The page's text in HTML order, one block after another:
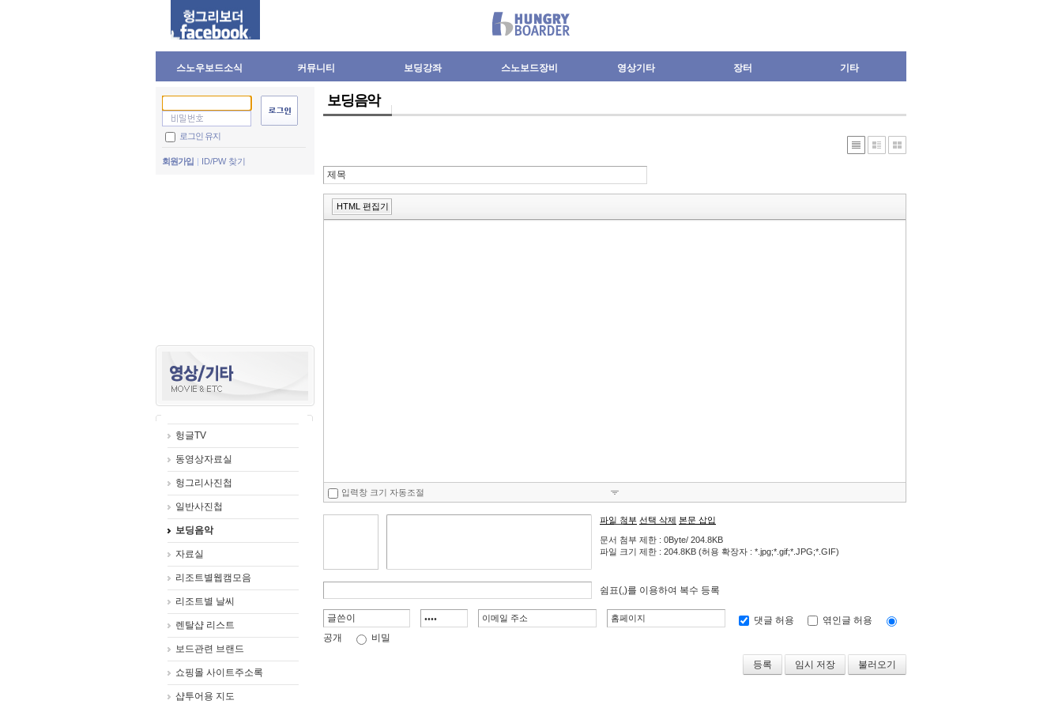
스노우보드소식 커뮤니티 보딩강좌 스노보드장비 영상기타 장터 기타
로그인 유지
회원가입 ID/PW 찾기
헝글TV
동영상자료실
헝그리사진첩
일반사진첩
보딩음악
자료실
리조트별웹캠모음
리조트별 날씨
렌탈샵 리스트
보드관련 브랜드
쇼핑몰 사이트주소록
샵투어용 지도
보딩음악
HTML 편집기
입력창 크기 자동조절
파일 첨부 선택 삭제 본문 삽입
문서 첨부 제한 : 0Byte/ 204.8KB
파일 크기 제한 : 204.8KB (허용 확장자 : *.jpg;*.gif;*.JPG;*.GIF)
쉼표(,)를 이용하여 복수 등록
댓글 허용
엮인글 허용
공개
비밀
임시 저장 불러오기